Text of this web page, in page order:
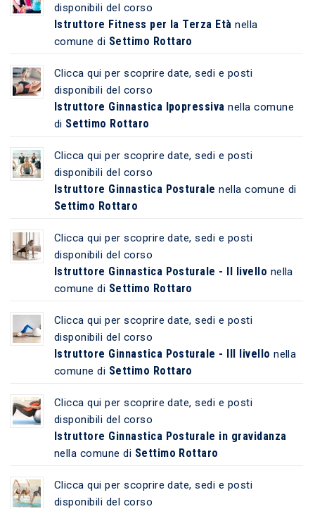
disponibili del corso
Istruttore Fitness per la Terza Età nella
comune di Settimo Rottaro
Clicca qui per scoprire date, sedi e posti
disponibili del corso
Istruttore Ginnastica Ipopressiva nella comune
di Settimo Rottaro
Clicca qui per scoprire date, sedi e posti
disponibili del corso
Istruttore Ginnastica Posturale nella comune di
Settimo Rottaro
Clicca qui per scoprire date, sedi e posti
disponibili del corso
Istruttore Ginnastica Posturale - II livello nella
comune di Settimo Rottaro
Clicca qui per scoprire date, sedi e posti
disponibili del corso
Istruttore Ginnastica Posturale - III livello nella
comune di Settimo Rottaro
Clicca qui per scoprire date, sedi e posti
disponibili del corso
Istruttore Ginnastica Posturale in gravidanza
nella comune di Settimo Rottaro
Clicca qui per scoprire date, sedi e posti
disponibili del corso